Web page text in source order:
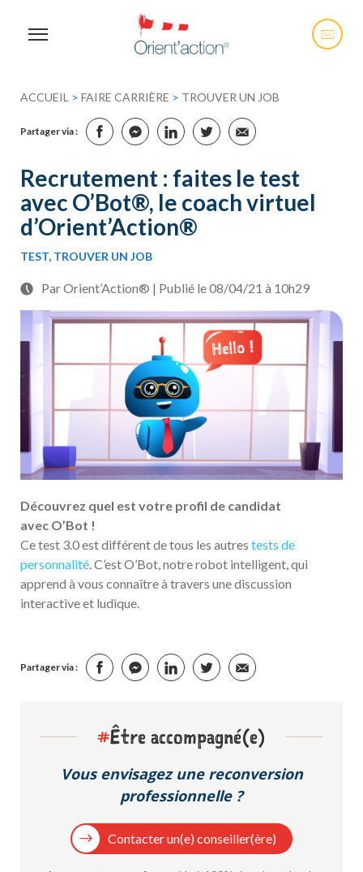
ACCUEIL > FAIRE CARRIÈRE > TROUVER UN JOB
Partager via :
Recrutement : faites le test
avec O’Bot®, le coach virtuel
d’Orient’Action®
TEST, TROUVER UN JOB
Par Orient’Action® | Publié le 08/04/21 à 10h29
Découvrez quel est votre profil de candidat
avec O’Bot !
Ce test 3.0 est différent de tous les autres tests de
personnalité. C’est O’Bot, notre robot intelligent, qui
apprend à vous connaître à travers une discussion
interactive et ludique.
Partager via :
#Être accompagné(e)
Vous envisagez une reconversion
professionnelle ?
Contacter un(e) conseiller(ère)